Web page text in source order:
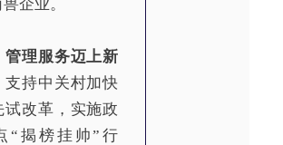
企业。
管理服务迈上新
支持中关村加快
试改革，实施政
“揭榜挂帅”行